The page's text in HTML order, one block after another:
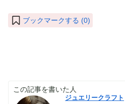
ブックマークする (0)
この記事を書いた人
ジュエリークラフト